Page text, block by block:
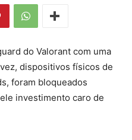
do Valorant com uma
dispositivos físicos de
foram bloqueados
investimento caro de